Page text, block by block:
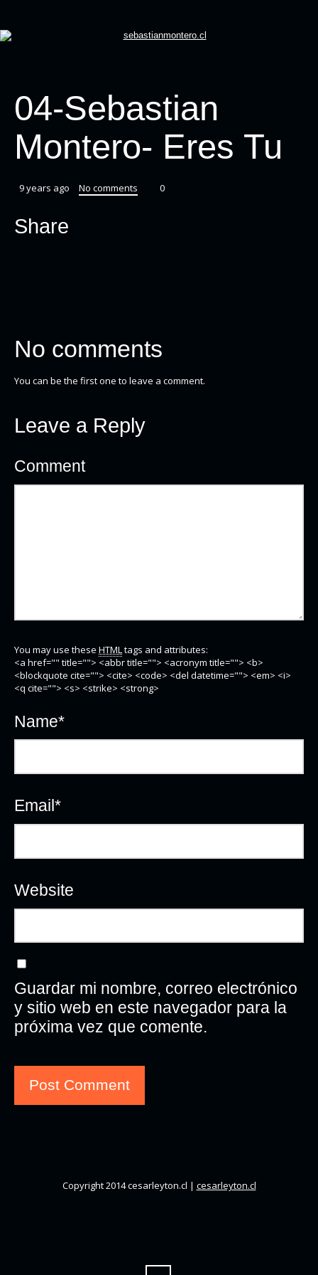
04-Sebastian
Montero- Eres Tu
9 years ago No comments 0
Share
No comments
You can be the first one to leave a comment.
Leave a Reply
Comment
You may use these HTMLtags and attributes:
<a href="" title=""> <abbr title=""> <acronym title=""> <b>
<blockquote cite=""> <cite> <code> <del datetime=""> <em> <i>
<q cite=""> <s> <strike> <strong>
Name*
Email *
Website
Guardar mi nombre, correo electrónico
y sitio web en este navegador para la
próxima vez que comente.
Copyright 2014 cesarleyton.cl | cesarleyton.cl